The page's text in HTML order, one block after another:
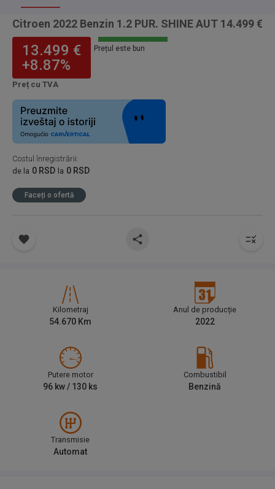
Citroen 2022 Benzin 1.2 PUR. SHINE AUT 14.499 €
13.499 €
+8.87%
Preț cu TVA
Prețul este bun
Costul înregistrării:
de la 0 RSD la 0 RSD
Faceți o ofertă
Kilometraj
54.670 Km
Anul de producție
2022
Putere motor
96 kw / 130 ks
Combustibil
Benzină
Transmisie
Automat